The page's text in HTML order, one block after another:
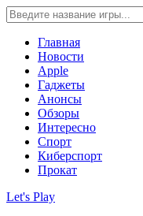
Главная
Новости
Apple
Гаджеты
Анонсы
Обзоры
Интересно
Спорт
Киберспорт
Прокат
Let's Play